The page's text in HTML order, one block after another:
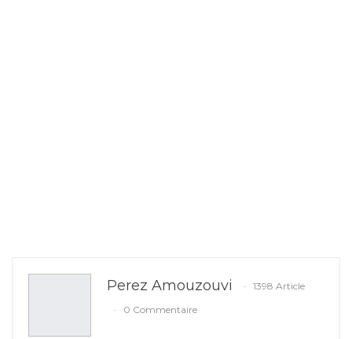
Perez Amouzouvi
1398 Article
0 Commentaire